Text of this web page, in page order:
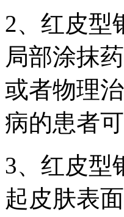
2、红皮型
局部涂抹
或者物理
病的患者
3、红皮型
起皮肤表